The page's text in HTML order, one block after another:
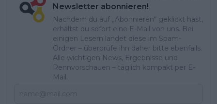
Newsletter abonnieren!
Nachdem du auf „Abonnieren“ geklickt hast,
erhältst du sofort eine E-Mail von uns. Bei
einigen Lesern landet diese im Spam-
Ordner – überprüfe ihn daher bitte ebenfalls.
Alle wichtigen News, Ergebnisse und
Rennvorschauen – täglich kompakt per E-
Mail.